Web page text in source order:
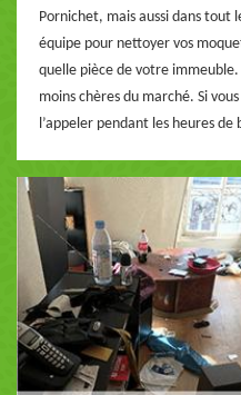
Pornichet, mais aussi dans tout
équipe pour nettoyer vos
quelle pièce de votre
moins chères du marché. Si
l’appeler pendant les heures de